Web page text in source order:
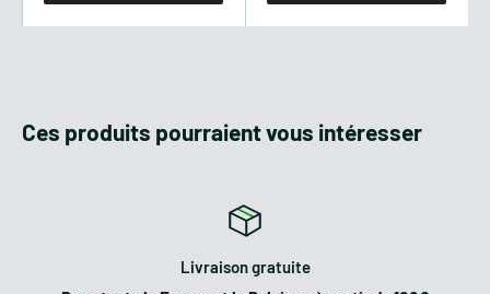
Ces produits pourraient vous intéresser
Livraison gratuite